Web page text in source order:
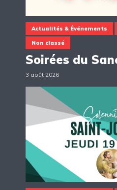
Actualités & Événements
Non classé
Soirées du
3 août 2026